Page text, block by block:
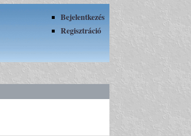
Bejelentkezés
Regisztráció